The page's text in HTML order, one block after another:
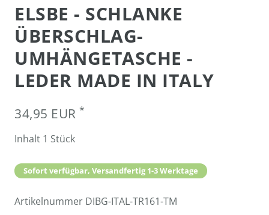
ELSBE - SCHLANKE
ÜBERSCHLAG-
UMHÄNGETASCHE -
LEDER MADE IN ITALY
34,95 EUR *
Inhalt 1 Stück
Sofort verfügbar, Versandfertig 1-3 Werktage
Artikelnummer DIBG-ITAL-TR161-TM